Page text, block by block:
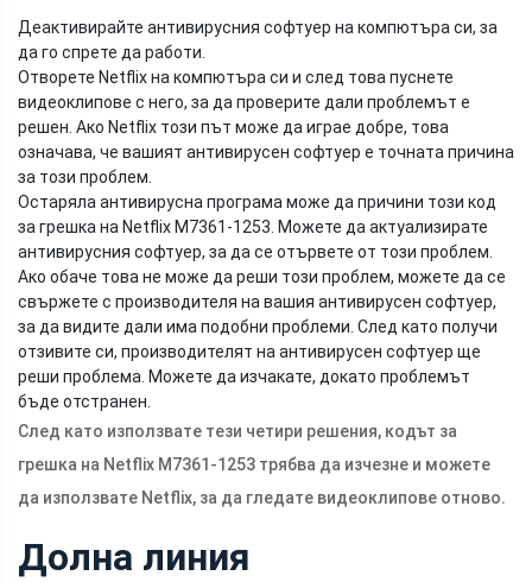
Деактивирайте антивирусния софтуер на компютъра си, за
да го спрете да работи.
Отворете Netflix на компютъра си и след това пуснете
видеоклипове с него, за да проверите дали проблемът е
решен. Ако Netflix този път може да играе добре, това
означава, че вашият антивирусен софтуер е точната причина
за този проблем.
Остаряла антивирусна програма може да причини този код
за грешка на Netflix M7361-1253. Можете да актуализирате
антивирусния софтуер, за да се отървете от този проблем.
Ако обаче това не може да реши този проблем, можете да се
свържете с производителя на вашия антивирусен софтуер,
за да видите дали има подобни проблеми. След като получи
отзивите си, производителят на антивирусен софтуер ще
реши проблема. Можете да изчакате, докато проблемът
бъде отстранен.
След като използвате тези четири решения, кодът за
грешка на Netflix M7361-1253 трябва да изчезне и можете
да използвате Netflix, за да гледате видеоклипове отново.
Долна линия